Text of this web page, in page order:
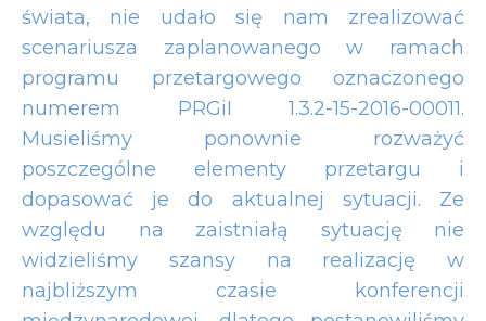
świata, nie udało się nam zrealizować
scenariusza zaplanowanego w ramach
programu przetargowego oznaczonego
numerem PRGiI 1.3.2-15-2016-00011.
Musieliśmy ponownie rozważyć
poszczególne elementy przetargu i
dopasować je do aktualnej sytuacji. Ze
względu na zaistniałą sytuację nie
widzieliśmy szansy na realizację w
najbliższym czasie konferencji